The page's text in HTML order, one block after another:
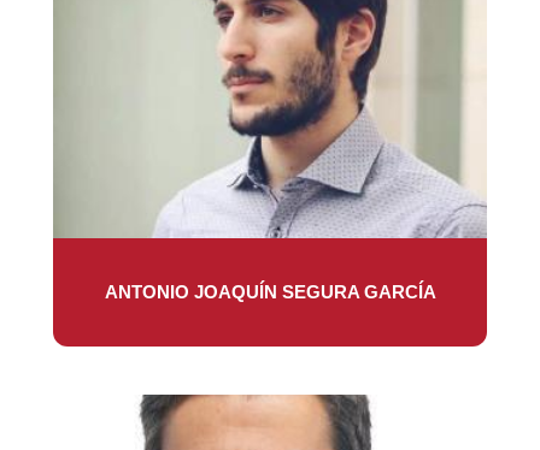
ANTONIO JOAQUÍN SEGURA GARCÍA